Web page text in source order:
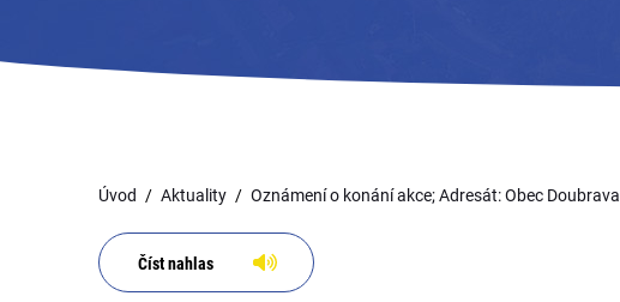
Úvod Aktuality Oznámení o konání akce; Adresát: Obec Doubrava
Číst nahlas